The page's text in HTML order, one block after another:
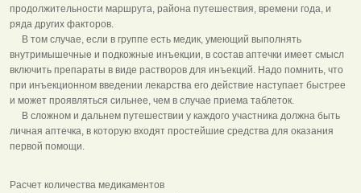
продолжительности маршрута, района путешествия, времени года, и
ряда других факторов.
В том случае, если в группе есть медик, умеющий выполнять
внутримышечные и подкожные инъекции, в состав аптечки имеет смысл
включить препараты в виде растворов для инъекций. Надо помнить, что
при инъекционном введении лекарства его действие наступает быстрее
и может проявляться сильнее, чем в случае приема таблеток.
В сложном и дальнем путешествии у каждого участника должна быть
личная аптечка, в которую входят простейшие средства для оказания
первой помощи.
Расчет количества медикаментов